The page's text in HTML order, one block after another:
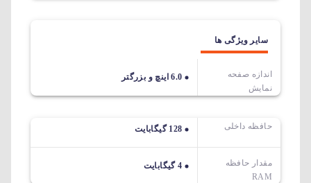
سایر ویژگی ها
اندازه صفحه
نمایش
6.0 اینچ و بزرگتر
حافظه داخلی 128 گیگابایت
مقدار حافظه
RAM
4 گیگابایت